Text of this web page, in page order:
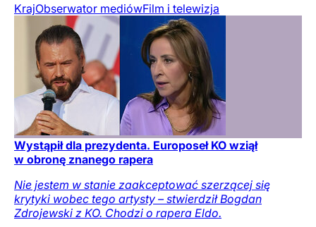
KrajObserwator mediówFilm i telewizja
Wystąpił dla prezydenta. Europoseł KO wziął
w obronę znanego rapera
Nie jestem w stanie zaakceptować szerzącej się
krytyki wobec tego artysty – stwierdził Bogdan
Zdrojewski z KO. Chodzi o rapera Eldo.